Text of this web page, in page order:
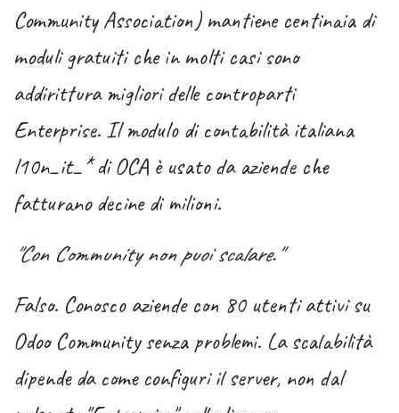
Community Association) mantiene centinaia di
moduli gratuitiche in molti casi sono
addirittura migliori delle controparti
Enterprise. Il modulo di contabilità italiana
l10n_it_* di OCA è usato da aziende che
fatturano decine di milioni.
"Con Community non puoi scalare."
Falso. Conosco aziende con 80 utenti attivi su
Odoo Community senza problemi. La scalabilità
dipende da come configuri il server, non dal